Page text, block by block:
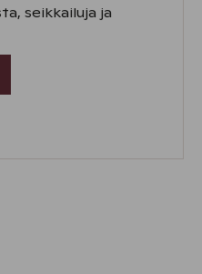
seikkailuja ja